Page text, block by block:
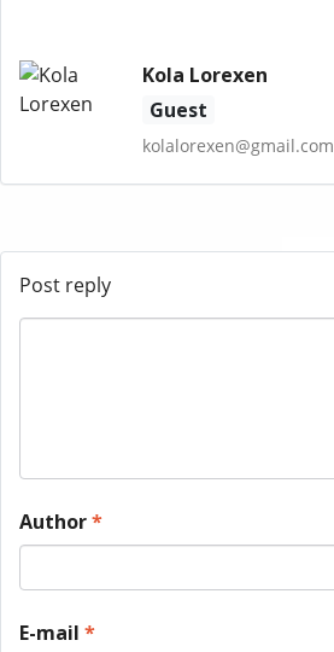
Kola Lorexen
Guest
kolalorexen@gmail.com
Post reply
Author*
E-mail *